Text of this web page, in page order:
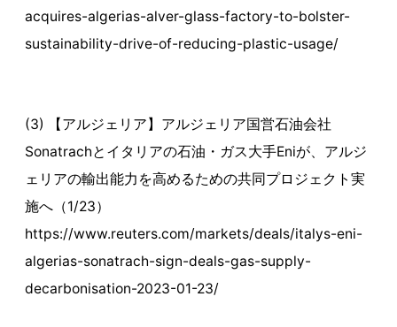
acquires-algerias-alver-glass-factory-to-bolster-
sustainability-drive-of-reducing-plastic-usage/
(3) 【アルジェリア】アルジェリア国営石油会社
Sonatrachとイタリアの石油・ガス大手Eniが、アルジ
ェリアの輸出能力を高めるための共同プロジェクト実
施へ（1/23）
https://www.reuters.com/markets/deals/italys-eni-
algerias-sonatrach-sign-deals-gas-supply-
decarbonisation-2023-01-23/